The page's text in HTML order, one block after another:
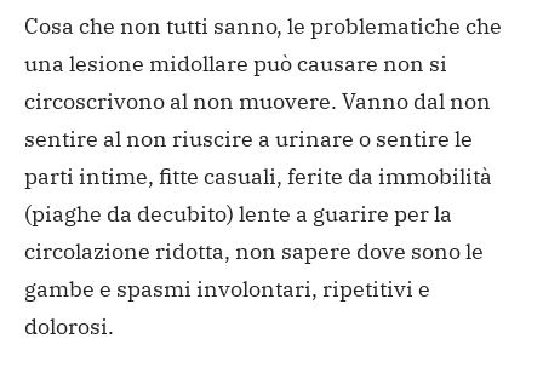
Cosa che non tutti sanno, le problematiche che
una lesione midollare può causare non si
circoscrivono al non muovere. Vanno dal non
sentire al non riuscire a urinare o sentire le
parti intime, fitte casuali, ferite da immobilità
(piaghe da decubito) lente a guarire per la
circolazione ridotta, non sapere dove sono le
gambe e spasmi involontari, ripetitivi e
dolorosi.